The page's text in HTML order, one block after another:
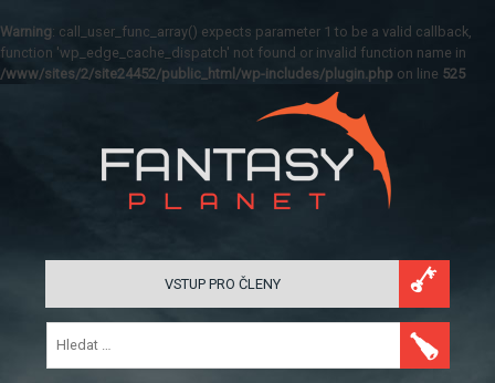
Warning: call_user_func_array() expects parameter 1 to be a valid callback,
function 'wp_edge_cache_dispatch' not found or invalid function name in
/www/sites/2/site24452/public_html/wp-includes/plugin.php on line 525
VSTUP PRO ČLENY